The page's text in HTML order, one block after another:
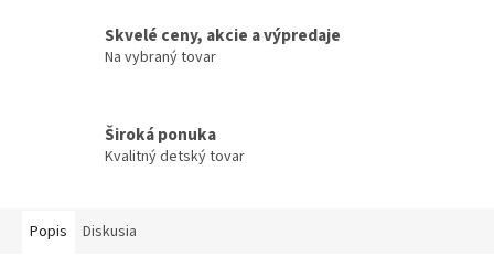
Skvelé ceny, akcie a výpredaje
Na vybraný tovar
Široká ponuka
Kvalitný detský tovar
Popis Diskusia